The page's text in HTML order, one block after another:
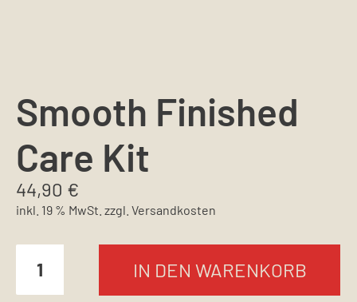
Smooth Finished
Care Kit
44,90 €
inkl. 19 % MwSt. zzgl. Versandkosten
IN DEN WARENKORB